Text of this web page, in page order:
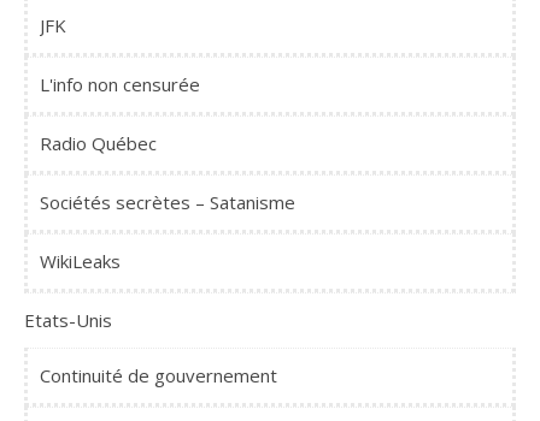
JFK
L'info non censurée
Radio Québec
Sociétés secrètes – Satanisme
WikiLeaks
Etats-Unis
Continuité de gouvernement